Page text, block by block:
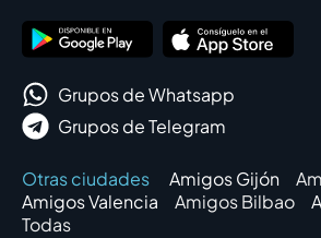
Grupos de Whatsapp
Grupos de Telegram
Otras ciudades Amigos Gijón
Amigos Valencia
Amigos Bilbao
Todas